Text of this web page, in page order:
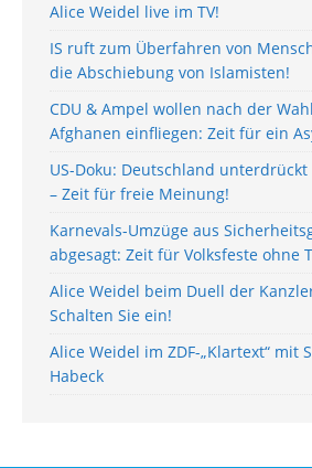
Alice Weidel live im TV!
IS ruft zum Überfahren von
die Abschiebung von Islamisten!
CDU & Ampel wollen nach der
Afghanen einfliegen: Zeit für ein
US-Doku: Deutschland
– Zeit für freie Meinung!
Karnevals-Umzüge aus
abgesagt: Zeit für Volksfeste ohne
Alice Weidel beim Duell der
Schalten Sie ein!
Alice Weidel im ZDF-„Klartext“ mit
Habeck